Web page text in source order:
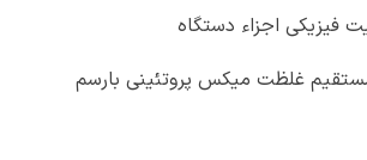
فیزیکی اجزاء دستگاه
مستقیم غلظت میکس پروتئینی بارسم